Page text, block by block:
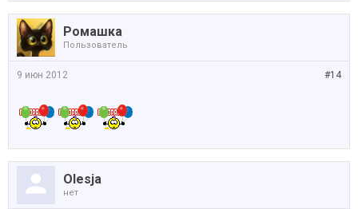
Ромашка
Пользователь
#14
9 июн 2012
Olesja
нет